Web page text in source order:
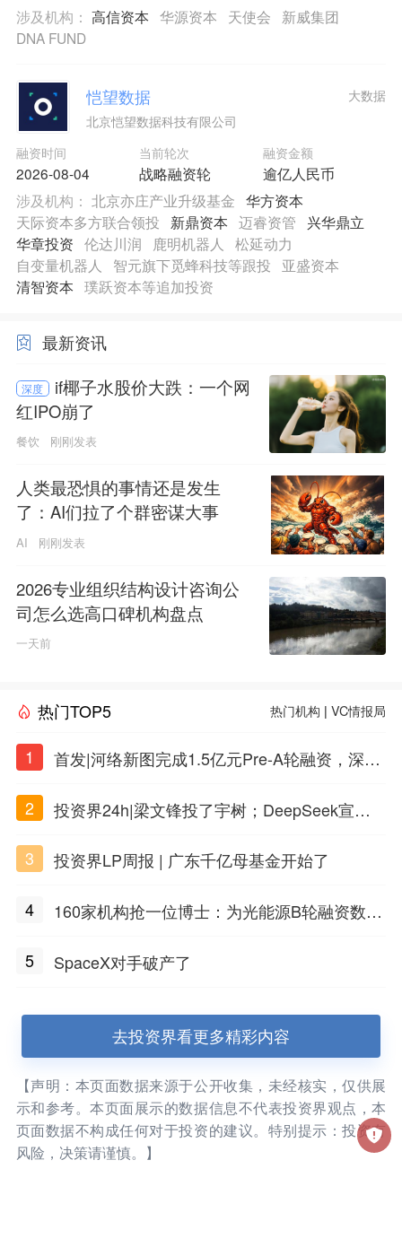
涉及机构： 高信资本 华源资本 天使会
新威集团
DNA FUND
恺望数据
北京恺望数据科技有限公司
融资时间
2026-08-04
当前轮次
战略融资轮
融资金额
逾亿人民币
大数据
涉及机构： 北京亦庄产业升级基金 华方资本
天际资本多方联合领投
新鼎资本 迈睿资管
兴华鼎立
华章投资 伦达川润 鹿明机器人
松延动力
自变量机器人
智元旗下觅蜂科技等跟投
亚盛资本
清智资本 璞跃资本等追加投资
最新资讯
深度
if椰子水股价大跌：一个网
红IPO崩了
餐饮 刚刚发表
人类最恐惧的事情还是发生
了：AI们拉了个群密谋大事
AI 刚刚发表
2026专业组织结构设计咨询公
司怎么选高口碑机构盘点
一天前
热门TOP5 热门机构 |VC情报局
1
首发|河络新图完成1.5亿元Pre-A轮融资，深耕i
2
投资界24h|梁文锋投了宇树；DeepSeek宣布
3
投资界LP周报 | 广东千亿母基金开始了
4
160家机构抢一位博士：为光能源B轮融资数亿
5
SpaceX对手破产了
去投资界看更多精彩内容
【声明：本页面数据来源于公开收集，未经核实，仅供展
示和参考。本页面展示的数据信息不代表投资界观点，本
页面数据不构成任何对于投资的建议。特别提示：投资有
风险，决策请谨慎。】